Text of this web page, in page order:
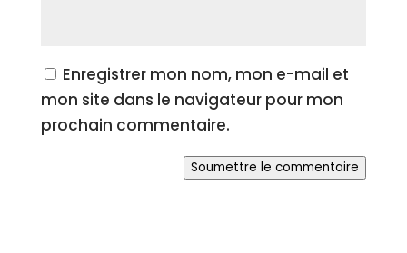
Enregistrer mon nom, mon e-mail et
mon site dans le navigateur pour mon
prochain commentaire.
Soumettre le commentaire